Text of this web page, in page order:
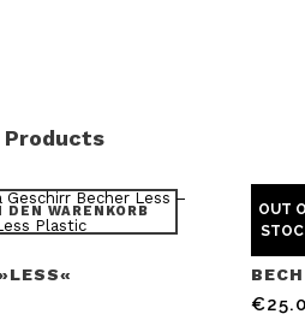
Products
DEN WARENKORB
OUT
€